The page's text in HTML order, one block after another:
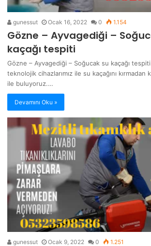
gunessut Ocak 16, 2022 0 1.154
Gözne – Ayvagediği –
kaçağı tespiti
Gözne – Ayvagediği – Soğucak su kaçağı
teknolojik cihazlarımız ile su kaçağını kırmadan
ile buluyoruz.…
Devamını Oku »
gunessut Ocak 9, 2022 0 1.251